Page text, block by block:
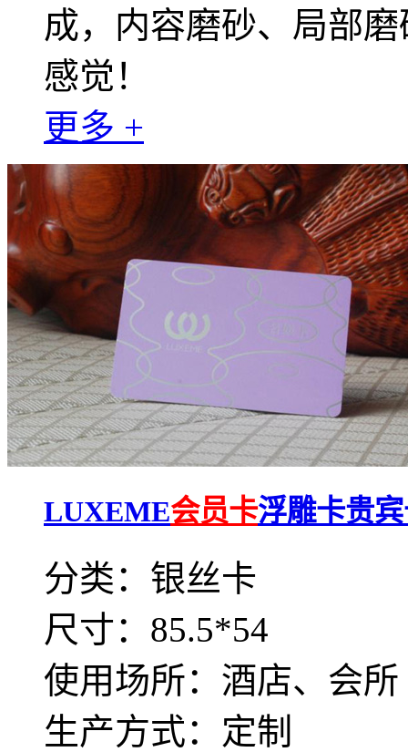
成，内容磨砂、局部
感觉！
更多 +
LUXEME会员卡浮雕卡贵
分类：银丝卡
尺寸：85.5*54
使用场所：酒店、会所
生产方式：定制